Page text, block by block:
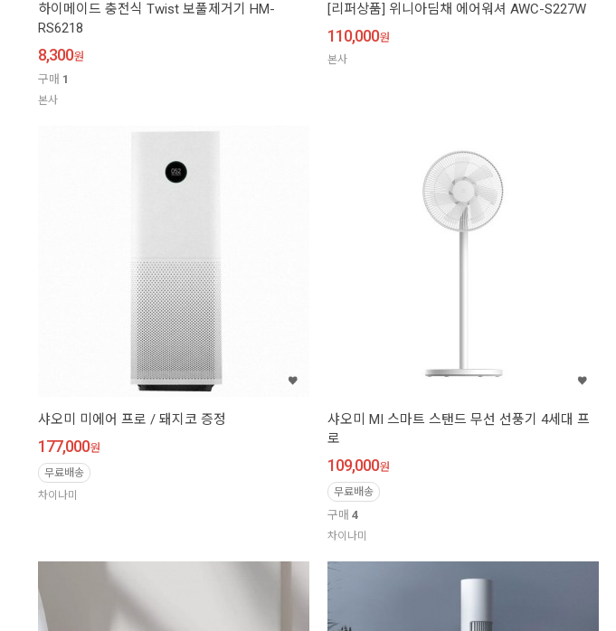
하이메이드 충전식 Twist 보풀제거기 HM-
RS6218
8,300원
구매 1
본사
[리퍼상품] 위니아딤채 에어워셔 AWC-S227W
110,000원
본사
샤오미 미에어 프로 / 돼지코 증정
177,000원
무료배송
차이나미
샤오미 MI 스마트 스탠드 무선 선풍기 4세대 프
로
109,000원
무료배송
구매 4
차이나미